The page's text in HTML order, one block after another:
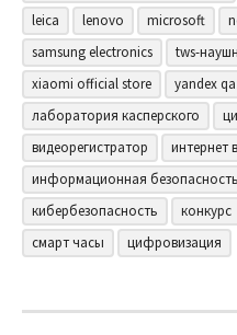
leica
lenovo microsoft
samsung electronics
tws-
xiaomi official store
yandex
лаборатория касперского
видеорегистратор
интернет
информационная безопасность
кибербезопасность
конкурс
смарт часы
цифровизация